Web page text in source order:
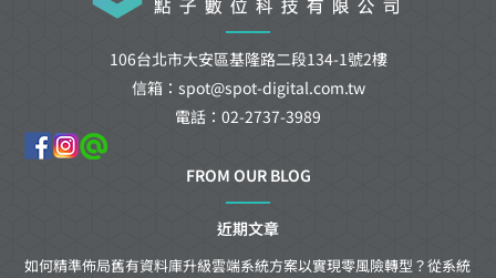
106台北市大安區基隆路二段134-1號2樓
信箱：spot@spot-digital.com.tw
電話：02-2737-3989
FROM OUR BLOG
近期文章
如何精準佈局舊有資料庫升級雲端系統方案以實現零風險轉型？從系統